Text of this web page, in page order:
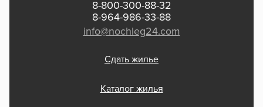
8-800-300-88-32
8-964-986-33-88
info@nochleg24.com
Сдать жилье
Каталог жилья